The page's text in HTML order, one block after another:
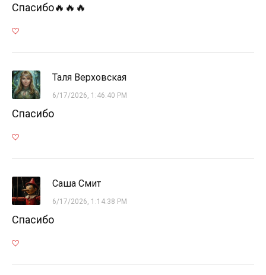
Спасибо🔥🔥🔥
Таля Верховская
6/17/2026, 1:46:40 PM
Спасибо
Саша Смит
6/17/2026, 1:14:38 PM
Спасибо